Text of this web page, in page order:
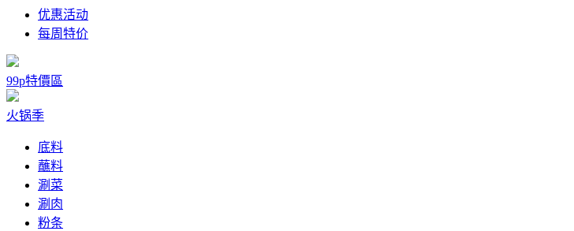
优惠活动
每周特价
99p特價區
火锅季
底料
蘸料
涮菜
涮肉
粉条